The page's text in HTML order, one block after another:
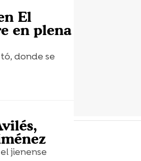
El
en plena
donde se
jienense